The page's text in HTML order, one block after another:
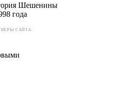
Шешенины
года
САЙТА: